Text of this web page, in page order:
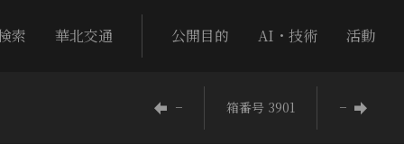
索 華北交通 公開目的 AI・技術 活動
− 箱番号 3901 −